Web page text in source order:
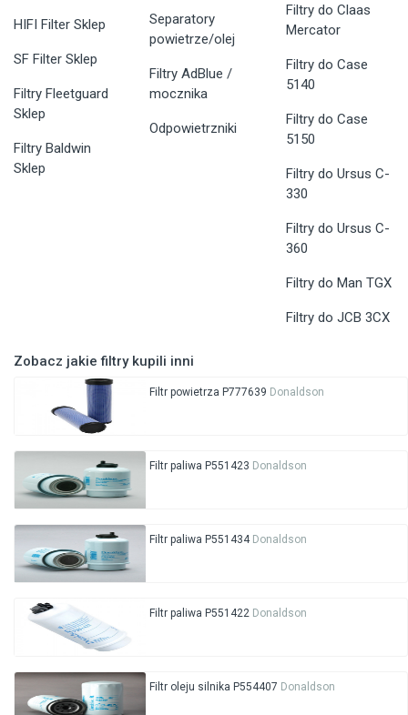
HIFI Filter Sklep
SF Filter Sklep
Filtry Fleetguard
Sklep
Filtry Baldwin
Sklep
Separatory
powietrze/olej
Filtry AdBlue /
mocznika
Odpowietrzniki
Filtry do Claas
Mercator
Filtry do Case
5140
Filtry do Case
5150
Filtry do Ursus C-
330
Filtry do Ursus C-
360
Filtry do Man TGX
Filtry do JCB 3CX
Zobacz jakie filtry kupili inni
Filtr powietrza P777639 Donaldson
Filtr paliwa P551423 Donaldson
Filtr paliwa P551434 Donaldson
Filtr paliwa P551422 Donaldson
Filtr oleju silnika P554407 Donaldson